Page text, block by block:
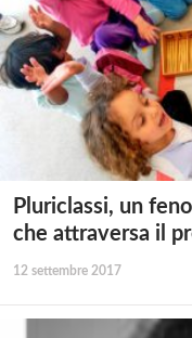
Pluriclassi, un
che attraversa il
12 settembre 2017